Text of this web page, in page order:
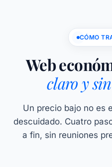
CÓMO
Web
claro y
Un precio bajo no es
descuidado. Cuatro
a fin, sin reuniones